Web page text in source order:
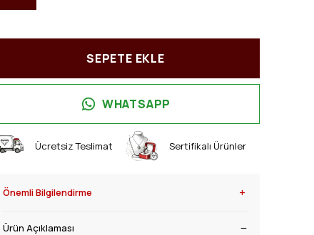
SEPETE EKLE
WHATSAPP
Ücretsiz Teslimat Sertifikalı Ürünler
Önemli Bilgilendirme +
Ürün Açıklaması